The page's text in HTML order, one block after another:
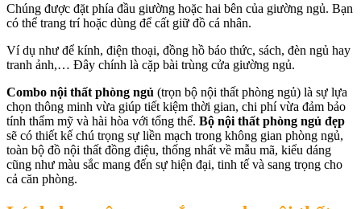
Chúng được đặt phía đầu giường hoặc hai bên của giường ngủ. Bạn
có thể trang trí hoặc dùng để cất giữ đồ cá nhân.
Ví dụ như để kính, điện thoại, đồng hồ báo thức, sách, đèn ngủ hay
tranh ảnh,… Đây chính là cặp bài trùng cửa giường ngủ.
Combo nội thất phòng ngủ (trọn bộ nội thất phòng ngủ) là sự lựa
chọn thông minh vừa giúp tiết kiệm thời gian, chi phí vừa đảm bảo
tính thẩm mỹ và hài hòa với tổng thể. Bộ nội thất phòng ngủ đẹp
sẽ có thiết kế chú trọng sự liền mạch trong không gian phòng ngủ,
toàn bộ đồ nội thất đồng điệu, thống nhất về mẫu mã, kiểu dáng
cũng như màu sắc mang đến sự hiện đại, tinh tế và sang trọng cho
cả căn phòng.